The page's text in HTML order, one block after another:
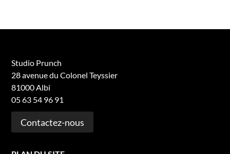
Studio Prunch
28 avenue du Colonel Teyssier
81000 Albi
05 63 54 96 91
Contactez-nous